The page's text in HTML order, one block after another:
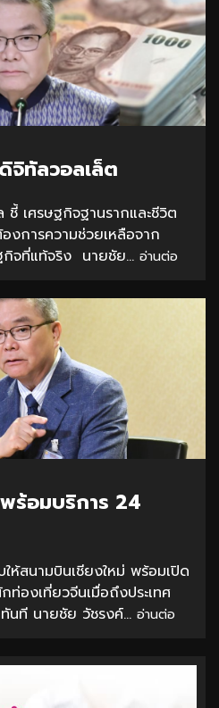
จิทัลวอลเล็ต
เศรษฐกิจฐานรากและชีวิต
งการความช่วยเหลือจาก
จที่แท้จริง นายชัย... อ่านต่อ
ร้อมบริการ 24
ห้สนามบินเชียงใหม่ พร้อมเปิด
ท่องเที่ยวจีนเมื่อถึงประเทศ
นที นายชัย วัชรงค์... อ่านต่อ